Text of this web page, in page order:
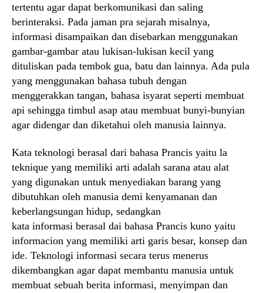
tertentu agar dapat berkomunikasi dan saling
berinteraksi. Pada jaman pra sejarah misalnya,
informasi disampaikan dan disebarkan menggunakan
gambar-gambar atau lukisan-lukisan kecil yang
dituliskan pada tembok gua, batu dan lainnya. Ada pula
yang menggunakan bahasa tubuh dengan
menggerakkan tangan, bahasa isyarat seperti membuat
api sehingga timbul asap atau membuat bunyi-bunyian
agar didengar dan diketahui oleh manusia lainnya.
Kata teknologi berasal dari bahasa Prancis yaitu la
teknique yang memiliki arti adalah sarana atau alat
yang digunakan untuk menyediakan barang yang
dibutuhkan oleh manusia demi kenyamanan dan
keberlangsungan hidup, sedangkan
kata informasi berasal dai bahasa Prancis kuno yaitu
informacion yang memiliki arti garis besar, konsep dan
ide. Teknologi informasi secara terus menerus
dikembangkan agar dapat membantu manusia untuk
membuat sebuah berita informasi, menyimpan dan